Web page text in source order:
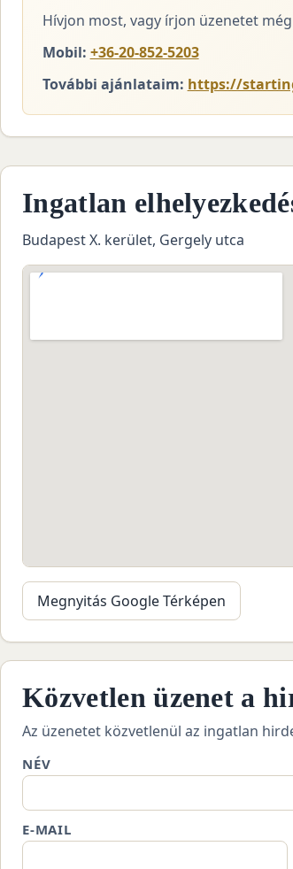
Hívjon most, vagy írjon üzenetet
Mobil: +36-20-852-5203
További ajánlataim: https://
Ingatlan
Budapest X. kerület, Gergely utca
Megnyitás Google Térképen
Közvetlen üzenet a
Az üzenetet közvetlenül az ingatlan
NÉV
E-MAIL